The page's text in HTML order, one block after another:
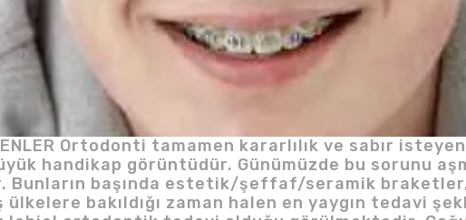
Ortodonti tamamen kararlılık ve sabır
handikap görüntüdür. Günümüzde bu sorunu
başında estetik/şeffaf/seramik
bakıldığı zaman halen en yaygın tedavi